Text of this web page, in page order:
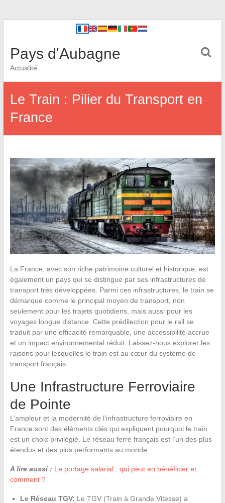
Pays d'Aubagne
Actualité
Le Train : Pilier du Transport en
France
La France, avec son riche patrimoine culturel et historique, est
également un pays qui se distingue par ses infrastructures de
transport très développées. Parmi ces infrastructures, le train se
démarque comme le principal moyen de transport, non
seulement pour les trajets quotidiens, mais aussi pour les
voyages longue distance. Cette prédilection pour le rail se
traduit par une efficacité remarquable, une accessibilité accrue
et un impact environnemental réduit. Laissez-nous explorer les
raisons pour lesquelles le train est au cœur du système de
transport français.
Une Infrastructure Ferroviaire
de Pointe
L’ampleur et la modernité de l’infrastructure ferroviaire en
France sont des éléments clés qui expliquent pourquoi le train
est un choix privilégié. Le réseau ferré français est l’un des plus
étendus et des plus performants au monde.
A lire aussi : Le portage salarial : qui peut en bénéficier et
comment ?
Le Réseau TGV: Le TGV (Train à Grande Vitesse) a